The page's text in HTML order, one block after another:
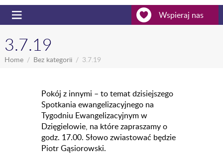
Wspieraj nas
3.7.19
Home Bez kategorii 3.7.19
Pokój z innymi – to temat dzisiejszego
Spotkania ewangelizacyjnego na
Tygodniu Ewangelizacyjnym w
Dzięgielowie, na które zapraszamy o
godz. 17.00. Słowo zwiastować będzie
Piotr Gąsiorowski.